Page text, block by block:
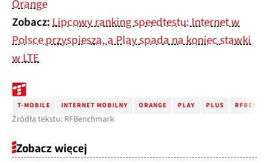
Zobacz: Lipcowy ranking speedtestu: Internet w
Polsce przyspiesza, a Play spada na koniec stawki
w LTE
T-MOBILE INTERNET MOBILNY ORANGE PLAY PLUS
Źródła tekstu: RFBenchmark
Zobacz więcej